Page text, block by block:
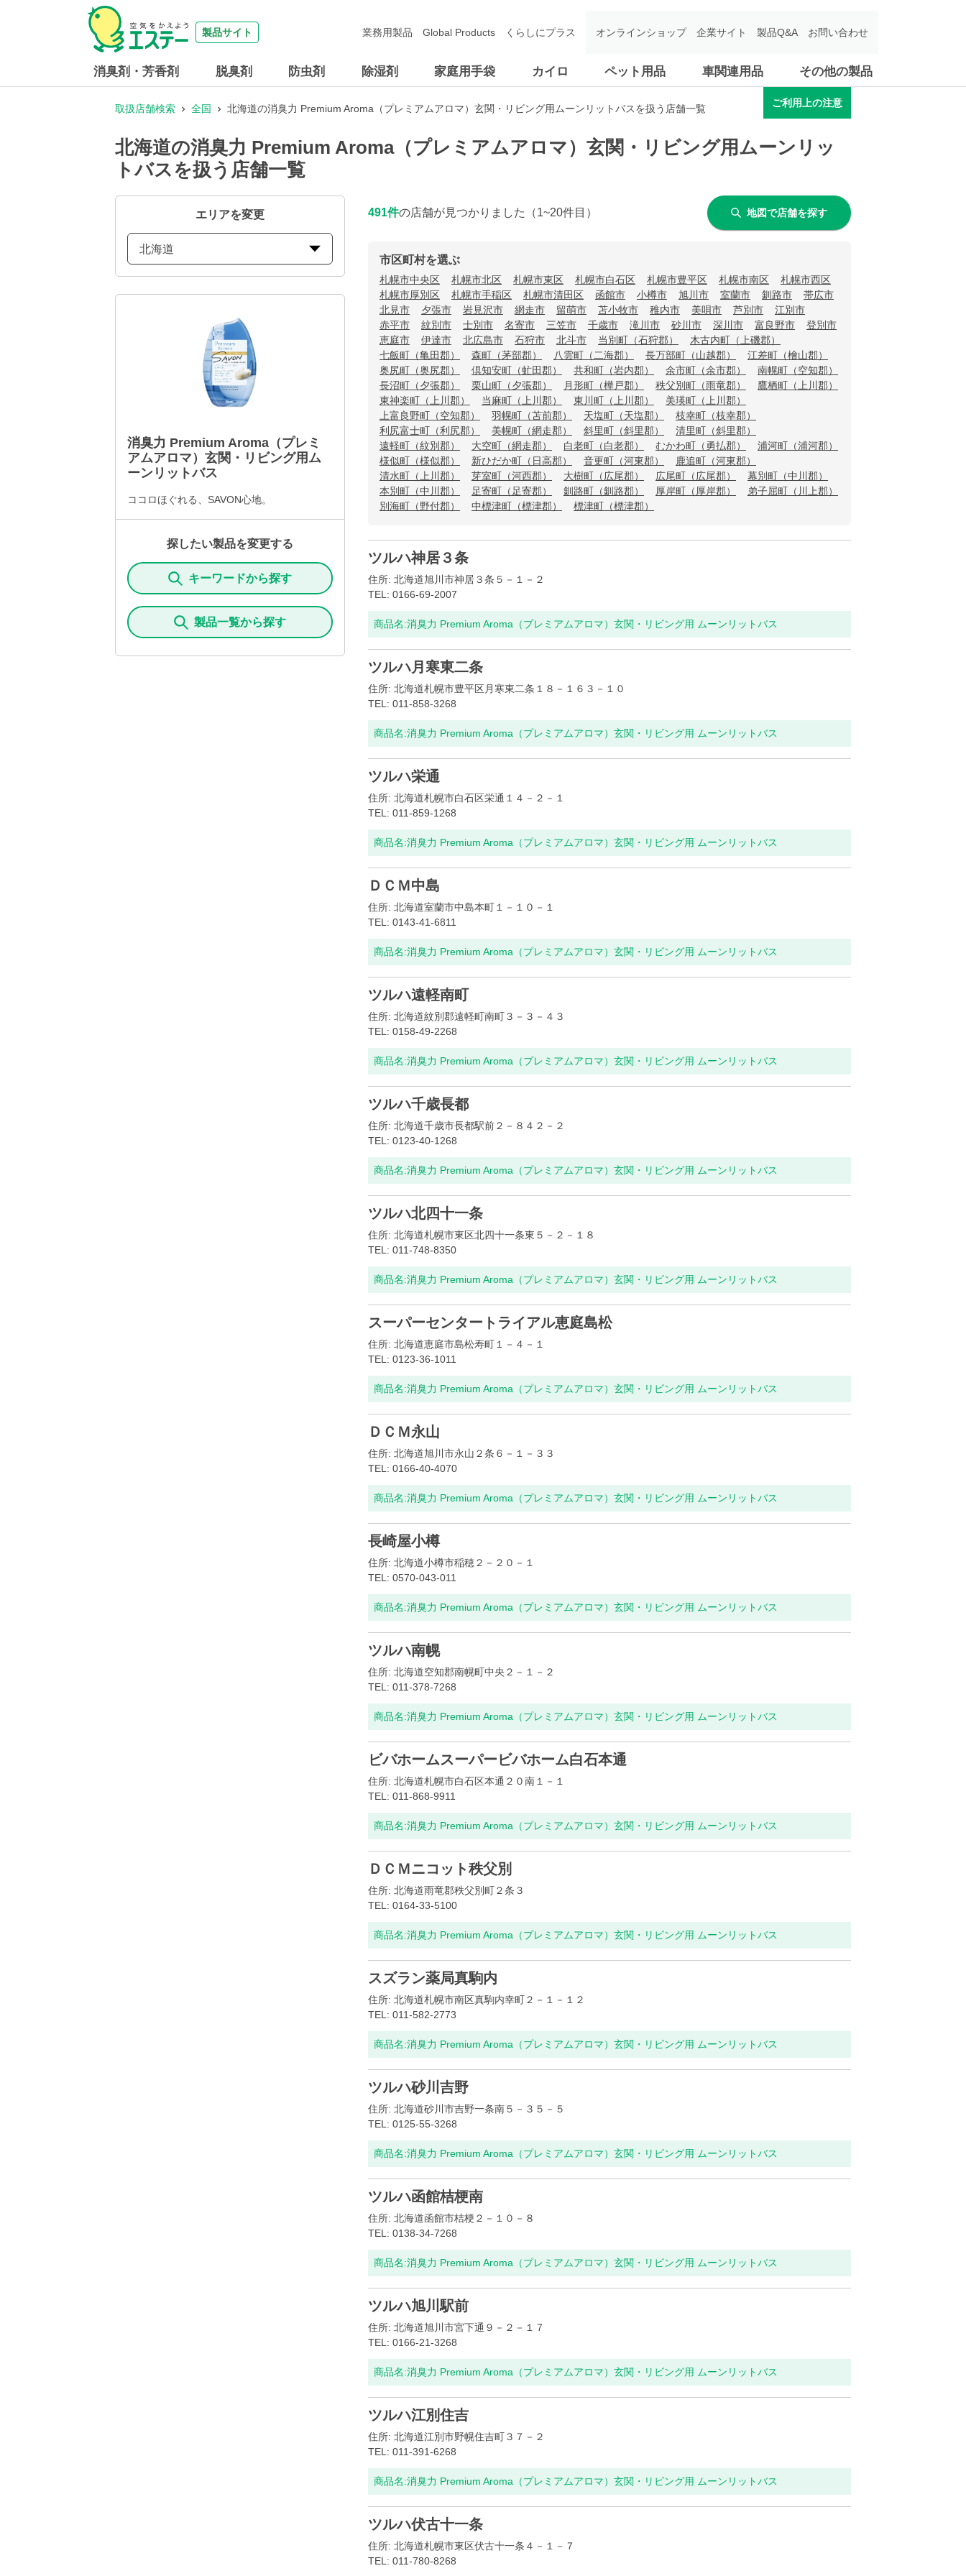
製品サイト
消臭剤・芳香剤 脱臭剤 防虫剤 除湿剤 家庭用手袋 カイロ ペット用品 車関連用品 その他の製品
業務用製品 Global Products くらしにプラス オンラインショップ 企業サイト 製品Q&A お問い合わせ
取扱店舗検索 全国 北海道の消臭力 Premium Aroma（プレミアムアロマ）玄関・リビング用ムーンリットバスを扱う店舗一覧
ご利用上の注意
北海道の消臭力 Premium Aroma（プレミアムアロマ）玄関・リビング用ムーンリッ
トバスを扱う店舗一覧
エリアを変更
北海道
消臭力 Premium Aroma（プレミ
アムアロマ）玄関・リビング用ム
ーンリットバス
ココロほぐれる、SAVON心地。
探したい製品を変更する
キーワードから探す
製品一覧から探す
491件の店舗が見つかりました （1~20件目） 地図で店舗を探す
市区町村を選ぶ
札幌市中央区 札幌市北区 札幌市東区 札幌市白石区 札幌市豊平区 札幌市南区
札幌市西区
札幌市厚別区
札幌市手稲区 札幌市清田区 函館市 小樽市 旭川市 室蘭市 釧路市
帯広市
北見市
夕張市 岩見沢市 網走市 留萌市 苫小牧市 稚内市 美唄市 芦別市
江別市
赤平市
紋別市 士別市 名寄市 三笠市 千歳市 滝川市 砂川市 深川市 富良野市
登別市
恵庭市
伊達市 北広島市 石狩市 北斗市 当別町（石狩郡）
木古内町（上磯郡）
七飯町（亀田郡）
森町（茅部郡） 八雲町（二海郡） 長万部町（山越郡）
江差町（檜山郡）
奥尻町（奥尻郡）
倶知安町（虻田郡） 共和町（岩内郡） 余市町（余市郡）
南幌町（空知郡）
長沼町（夕張郡）
栗山町（夕張郡） 月形町（樺戸郡） 秩父別町（雨竜郡）
鷹栖町（上川郡）
東神楽町（上川郡）
当麻町（上川郡） 東川町（上川郡）
美瑛町（上川郡）
上富良野町（空知郡）
羽幌町（苫前郡） 天塩町（天塩郡）
枝幸町（枝幸郡）
利尻富士町（利尻郡）
美幌町（網走郡） 斜里町（斜里郡）
清里町（斜里郡）
遠軽町（紋別郡）
大空町（網走郡） 白老町（白老郡） むかわ町（勇払郡）
浦河町（浦河郡）
様似町（様似郡）
新ひだか町（日高郡） 音更町（河東郡）
鹿追町（河東郡）
清水町（上川郡）
芽室町（河西郡） 大樹町（広尾郡） 広尾町（広尾郡）
幕別町（中川郡）
本別町（中川郡）
足寄町（足寄郡） 釧路町（釧路郡） 厚岸町（厚岸郡）
弟子屈町（川上郡）
別海町（野付郡）
中標津町（標津郡） 標津町（標津郡）
ツルハ神居３条
住所: 北海道旭川市神居３条５－１－２
TEL: 0166-69-2007
商品名:消臭力 Premium Aroma（プレミアムアロマ）玄関・リビング用 ムーンリットバス
ツルハ月寒東二条
住所: 北海道札幌市豊平区月寒東二条１８－１６３－１０
TEL: 011-858-3268
商品名:消臭力 Premium Aroma（プレミアムアロマ）玄関・リビング用 ムーンリットバス
ツルハ栄通
住所: 北海道札幌市白石区栄通１４－２－１
TEL: 011-859-1268
商品名:消臭力 Premium Aroma（プレミアムアロマ）玄関・リビング用 ムーンリットバス
ＤＣＭ中島
住所: 北海道室蘭市中島本町１－１０－１
TEL: 0143-41-6811
商品名:消臭力 Premium Aroma（プレミアムアロマ）玄関・リビング用 ムーンリットバス
ツルハ遠軽南町
住所: 北海道紋別郡遠軽町南町３－３－４３
TEL: 0158-49-2268
商品名:消臭力 Premium Aroma（プレミアムアロマ）玄関・リビング用 ムーンリットバス
ツルハ千歳長都
住所: 北海道千歳市長都駅前２－８４２－２
TEL: 0123-40-1268
商品名:消臭力 Premium Aroma（プレミアムアロマ）玄関・リビング用 ムーンリットバス
ツルハ北四十一条
住所: 北海道札幌市東区北四十一条東５－２－１８
TEL: 011-748-8350
商品名:消臭力 Premium Aroma（プレミアムアロマ）玄関・リビング用 ムーンリットバス
スーパーセンタートライアル恵庭島松
住所: 北海道恵庭市島松寿町１－４－１
TEL: 0123-36-1011
商品名:消臭力 Premium Aroma（プレミアムアロマ）玄関・リビング用 ムーンリットバス
ＤＣＭ永山
住所: 北海道旭川市永山２条６－１－３３
TEL: 0166-40-4070
商品名:消臭力 Premium Aroma（プレミアムアロマ）玄関・リビング用 ムーンリットバス
長崎屋小樽
住所: 北海道小樽市稲穂２－２０－１
TEL: 0570-043-011
商品名:消臭力 Premium Aroma（プレミアムアロマ）玄関・リビング用 ムーンリットバス
ツルハ南幌
住所: 北海道空知郡南幌町中央２－１－２
TEL: 011-378-7268
商品名:消臭力 Premium Aroma（プレミアムアロマ）玄関・リビング用 ムーンリットバス
ビバホームスーパービバホーム白石本通
住所: 北海道札幌市白石区本通２０南１－１
TEL: 011-868-9911
商品名:消臭力 Premium Aroma（プレミアムアロマ）玄関・リビング用 ムーンリットバス
ＤＣＭニコット秩父別
住所: 北海道雨竜郡秩父別町２条３
TEL: 0164-33-5100
商品名:消臭力 Premium Aroma（プレミアムアロマ）玄関・リビング用 ムーンリットバス
スズラン薬局真駒内
住所: 北海道札幌市南区真駒内幸町２－１－１２
TEL: 011-582-2773
商品名:消臭力 Premium Aroma（プレミアムアロマ）玄関・リビング用 ムーンリットバス
ツルハ砂川吉野
住所: 北海道砂川市吉野一条南５－３５－５
TEL: 0125-55-3268
商品名:消臭力 Premium Aroma（プレミアムアロマ）玄関・リビング用 ムーンリットバス
ツルハ函館桔梗南
住所: 北海道函館市桔梗２－１０－８
TEL: 0138-34-7268
商品名:消臭力 Premium Aroma（プレミアムアロマ）玄関・リビング用 ムーンリットバス
ツルハ旭川駅前
住所: 北海道旭川市宮下通９－２－１７
TEL: 0166-21-3268
商品名:消臭力 Premium Aroma（プレミアムアロマ）玄関・リビング用 ムーンリットバス
ツルハ江別住吉
住所: 北海道江別市野幌住吉町３７－２
TEL: 011-391-6268
商品名:消臭力 Premium Aroma（プレミアムアロマ）玄関・リビング用 ムーンリットバス
ツルハ伏古十一条
住所: 北海道札幌市東区伏古十一条４－１－７
TEL: 011-780-8268